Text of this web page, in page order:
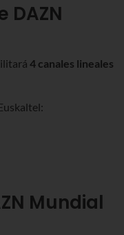
DAZN
4 canales lineales
Mundial